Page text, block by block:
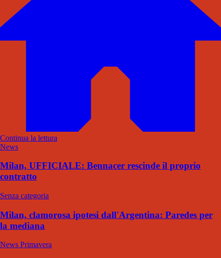
Continua la lettura
News
Milan, UFFICIALE: Bennacer rescinde il proprio
contratto
Senza categoria
Milan, clamorosa ipotesi dall'Argentina: Paredes per
la mediana
News Primavera